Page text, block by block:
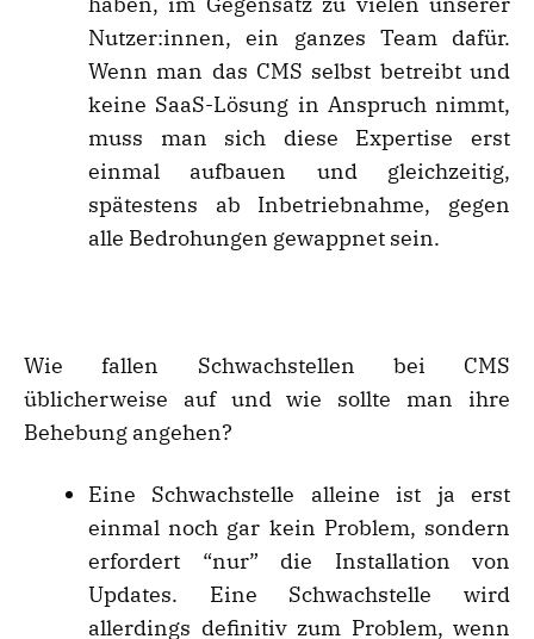
Nutzer:innen, ein ganzes Team dafür.
Wenn man das CMS selbst betreibt und
keine SaaS-Lösung in Anspruch nimmt,
muss man sich diese Expertise erst
einmal aufbauen und gleichzeitig,
spätestens ab Inbetriebnahme, gegen
alle Bedrohungen gewappnet sein.
Wie fallen Schwachstellen bei CMS
üblicherweise auf und wie sollte man ihre
Behebung angehen?
Eine Schwachstelle alleine ist ja erst
einmal noch gar kein Problem, sondern
erfordert “nur” die Installation von
Updates. Eine Schwachstelle wird
allerdings definitiv zum Problem, wenn